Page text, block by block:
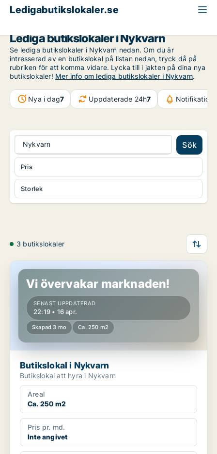
Ledigabutikslokaler.se
Lediga butikslokaler i Nykvarn
Se lediga butikslokaler i Nykvarn nedan. Om du är
intresserad av en butikslokal på listan nedan, tryck då på
rubriken för att komma vidare. Lycka till i jakten på dina nya
butikslokaler! Mer info om lediga butikslokaler i Nykvarn.
Nya i dag7 Uppdaterade 24h7
Nykvarn Sök
Storlek
Pris
3 butikslokaler
Butikslokal i Nykvarn
Vi övervakar marknaden!
SENAST UPPDATERAD
22:19 • 16 apr.
Skapad 3 mo Ca. 250 m2
Butikslokal i Nykvarn
Butikslokal att hyra i Nykvarn
Areal
Ca. 250 m2
Pris pr. md.
Inte angivet